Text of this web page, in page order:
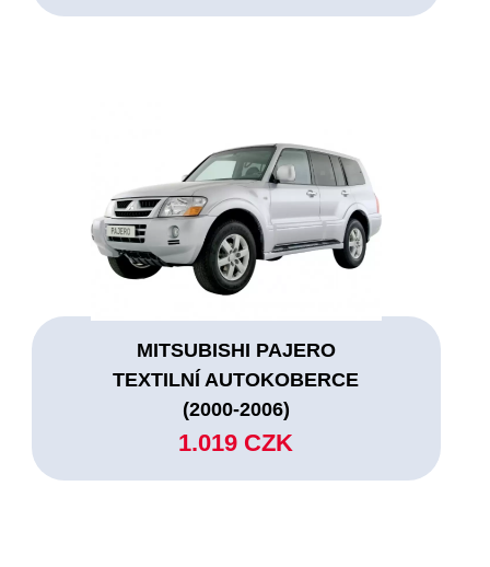
MITSUBISHI PAJERO
TEXTILNÍ AUTOKOBERCE
(2000-2006)
1.019 CZK